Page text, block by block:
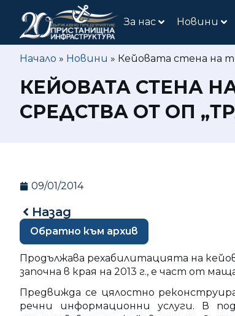
За нас Новини
Начало » Новини » Кейовата стена на
КЕЙОВАТА СТЕНА
СРЕДСТВА ОТ ОП
09/01/2014
Назад
Обратно към архив
Продължава рехабилитацията на
започна в края на 2013 г., е част от
Предвижда се цялостно
речни информационни услуги. В